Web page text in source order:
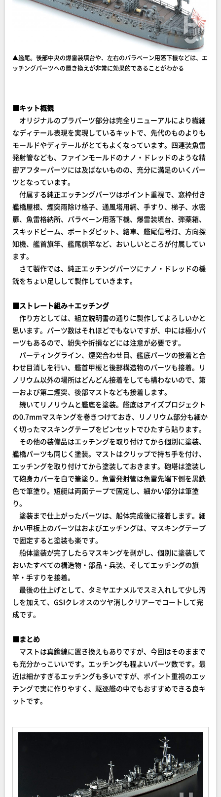
▲艦尾。後部中央の爆雷装填台や、左右のパラベーン用落下機などは、エ
ッチングパーツへの置き換えが非常に効果的であることがわかる
■キット概観
オリジナルのプラパーツ部分は完全リニューアルにより繊細
なディテール表現を実現しているキットで、先代のものよりも
モールドやディテールがとてもよくなっています。四連装魚雷
発射管なども、ファインモールドのナノ・ドレッドのような精
密アフターパーツには及ばないものの、充分に満足のいくパー
ツとなっています。
付属する純正エッチングパーツはポイント重視で、窓枠付き
艦橋屋根、煙突雨除け格子、通風塔用網、手すり、梯子、水密
扉、魚雷格納所、パラベーン用落下機、爆雷装填台、弾薬箱、
スキッドビーム、ボートダビット、絡車、艦尾信号灯、方向探
知機、艦首旗竿、艦尾旗竿など、おいしいところが付属してい
ます。
さて製作では、純正エッチングパーツにナノ・ドレッドの機
銃をちょい足しして製作していきます。
■ストレート組み＋エッチング
作り方としては、組立説明書の通りに製作してよろしいかと
思います。パーツ数はそれほどでもないですが、中には極小パ
ーツもあるので、紛失や折損などには注意が必要です。
パーティングライン、煙突合わせ目、艦底パーツの接着と合
わせ目消しを行い、艦首甲板と後部構造物のパーツも接着。リ
ノリウム以外の場所はどんどん接着をしても構わないので、第
一および第二煙突、後部マストなども接着します。
続いてリノリウムと艦底を塗装。艦底はアイズプロジェクト
の0.7mmマスキングを巻きつけておき、リノリウム部分も細か
く切ったマスキングテープをピンセットでひたすら貼ります。
その他の装備品はエッチングを取り付けてから個別に塗装、
艦橋パーツも同じく塗装。マストはクリップで持ち手を付け、
エッチングを取り付けてから塗装しておきます。砲塔は塗装し
て砲身カバーを白で筆塗り。魚雷発射管は魚雷先端下側を黒鉄
色で筆塗り。短艇は両面テープで固定し、細かい部分は筆塗
り。
塗装まで仕上がったパーツは、船体完成後に接着します。細
かい甲板上のパーツはおよびエッチングは、マスキングテープ
で固定すると塗装も楽です。
船体塗装が完了したらマスキングを剥がし、個別に塗装して
おいたすべての構造物・部品・兵装、そしてエッチングの旗
竿・手すりを接着。
最後の仕上げとして、タミヤエナメルでスミ入れして少し汚
しを加えて、GSIクレオスのツヤ消しクリアーでコートして完
成です。
■まとめ
マストは真鍮線に置き換えもありですが、今回はそのままで
も充分かっこいいです。エッチングも程よいパーツ数です。最
近は細かすぎるエッチングも多いですが、ポイント重視のエッ
チングで実に作りやすく、駆逐艦の中でもおすすめできる良キ
ットです。